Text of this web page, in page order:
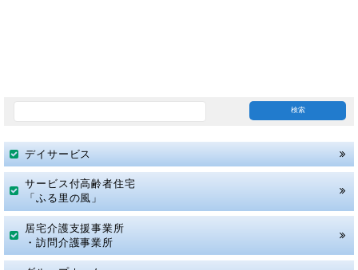
デイサービス
サービス付高齢者住宅
「ふる里の風」
居宅介護支援事業所
・訪問介護事業所